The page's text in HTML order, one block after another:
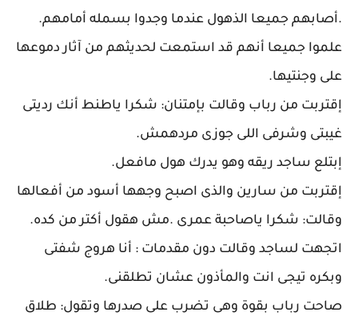
.أصابهم جميعا الذهول عندما وجدوا بسمله أمامهم.
علموا جميعا أنهم قد استمعت لحديثهم من آثار دموعها
على وجنتيها.
إقتربت من رباب وقالت بإمتنان: شكرا ياطنط أنك رديتى
غيبتى وشرفى اللى جوزى مردهمش.
إبتلع ساجد ريقه وهو يدرك هول مافعل.
إقتربت من سارين والذى اصبح وجهها أسود من أفعالها
وقالت: شكرا ياصاحبة عمرى .مش هقول أكتر من كده.
اتجهت لساجد وقالت دون مقدمات : أنا هروج شفتى
وبكره تيجى انت والمأذون عشان تطلقنى.
صاحت رباب بقوة وهى تضرب على صدرها وتقول: طلاق